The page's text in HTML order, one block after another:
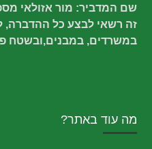
זה רשאי לבצע כל ההדברה,
במשרדים, במבנים,ובשטח
מה עוד באתר?